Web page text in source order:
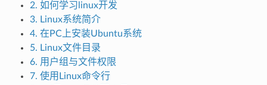
2. 如何学习linux开发
3. Linux系统简介
4. 在PC上安装Ubuntu系统
5. Linux文件目录
6. 用户组与文件权限
7. 使用Linux命令行